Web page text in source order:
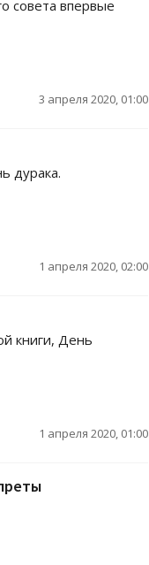
совета впервые
3 апреля 2020, 01:00
дурака.
1 апреля 2020, 02:00
книги, День
1 апреля 2020, 01:00